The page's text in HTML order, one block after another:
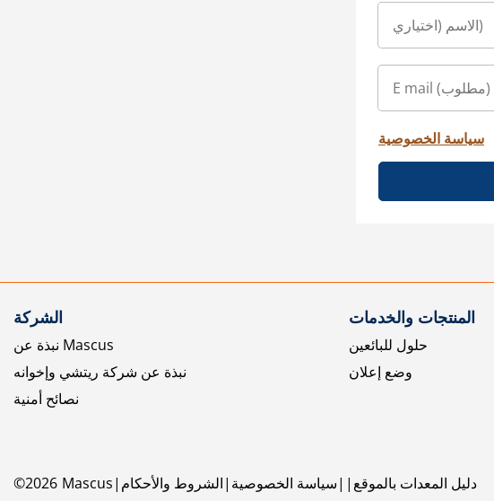
سياسة الخصوصية
الشركة
نبذة عن Mascus
نبذة عن شركة ريتشي وإخوانه
نصائح أمنية
المنتجات والخدمات
حلول للبائعين
وضع إعلان
©2026 Mascus الشروط والأحكام سياسة الخصوصية دليل المعدات بالموقع